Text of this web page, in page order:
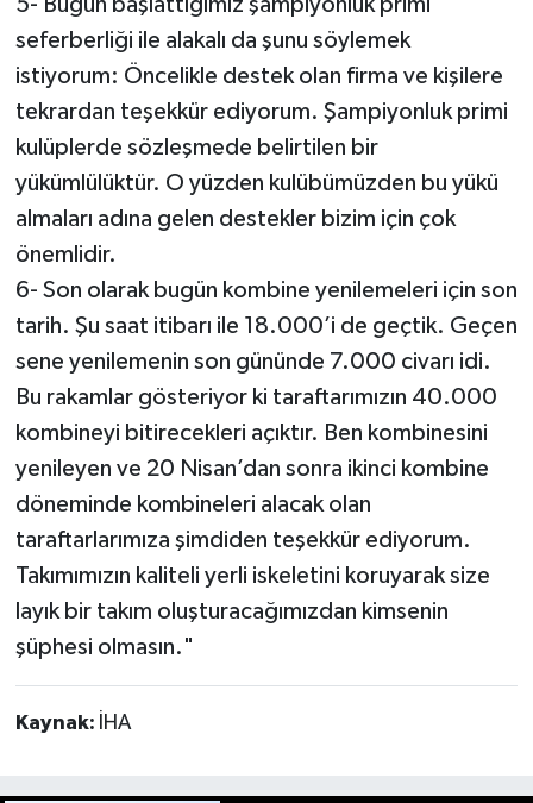
5- Bugün başlattığımız şampiyonluk primi
seferberliği ile alakalı da şunu söylemek
istiyorum: Öncelikle destek olan firma ve kişilere
tekrardan teşekkür ediyorum. Şampiyonluk primi
kulüplerde sözleşmede belirtilen bir
yükümlülüktür. O yüzden kulübümüzden bu yükü
almaları adına gelen destekler bizim için çok
önemlidir.
6- Son olarak bugün kombine yenilemeleri için son
tarih. Şu saat itibarı ile 18.000’i de geçtik. Geçen
sene yenilemenin son gününde 7.000 civarı idi.
Bu rakamlar gösteriyor ki taraftarımızın 40.000
kombineyi bitirecekleri açıktır. Ben kombinesini
yenileyen ve 20 Nisan’dan sonra ikinci kombine
döneminde kombineleri alacak olan
taraftarlarımıza şimdiden teşekkür ediyorum.
Takımımızın kaliteli yerli iskeletini koruyarak size
layık bir takım oluşturacağımızdan kimsenin
şüphesi olmasın."
Kaynak: İHA